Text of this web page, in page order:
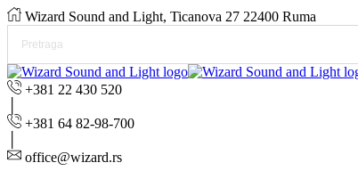
Wizard Sound and Light, Ticanova 27 22400 Ruma
+381 22 430 520
+381 64 82-98-700
office@wizard.rs